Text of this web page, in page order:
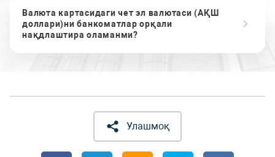
Валюта картасидаги чет эл валютаси (АҚШ
доллари)ни банкоматлар орқали
нақдлаштира оламанми?
Улашмоқ